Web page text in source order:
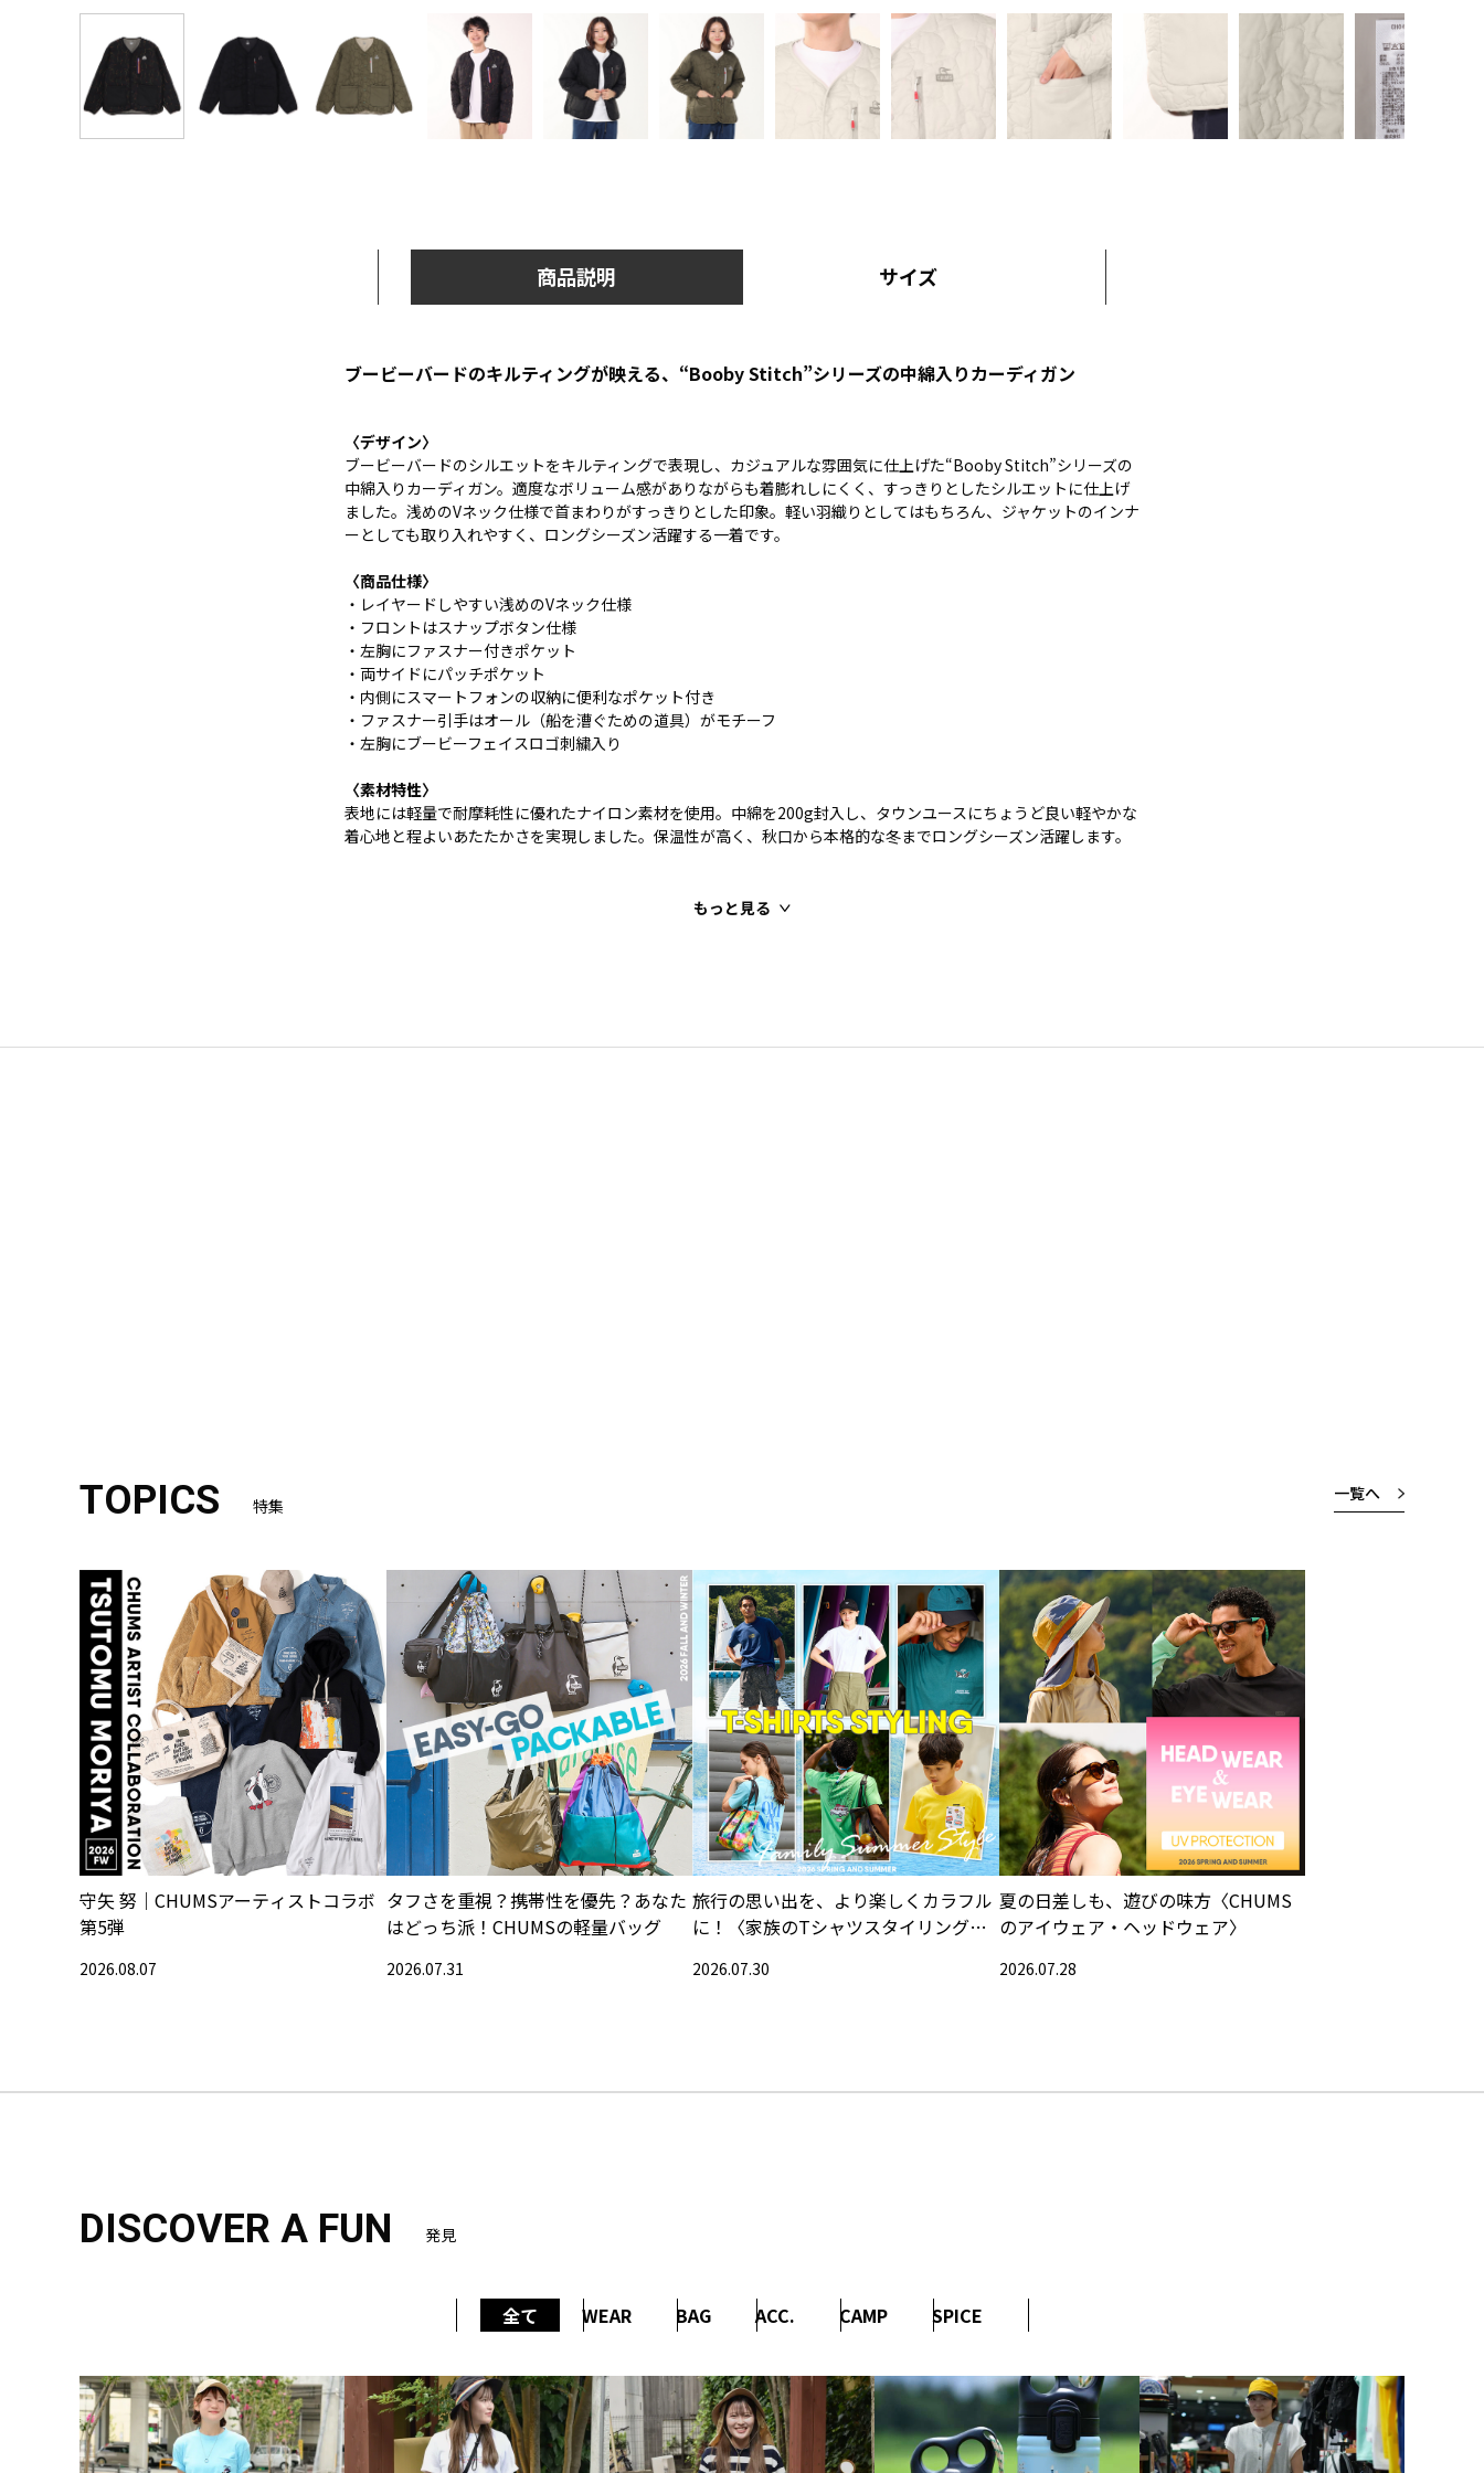
商品説明 サイズ
ブービーバードのキルティングが映える、“Booby Stitch”シリーズの中綿入りカーディガン
〈デザイン〉
ブービーバードのシルエットをキルティングで表現し、カジュアルな雰囲気に仕上げた“Booby Stitch”シリーズの
中綿入りカーディガン。適度なボリューム感がありながらも着膨れしにくく、すっきりとしたシルエットに仕上げ
ました。浅めのVネック仕様で首まわりがすっきりとした印象。軽い羽織りとしてはもちろん、ジャケットのインナ
ーとしても取り入れやすく、ロングシーズン活躍する一着です。
〈商品仕様〉
・レイヤードしやすい浅めのVネック仕様
・フロントはスナップボタン仕様
・左胸にファスナー付きポケット
・両サイドにパッチポケット
・内側にスマートフォンの収納に便利なポケット付き
・ファスナー引手はオール（船を漕ぐための道具）がモチーフ
・左胸にブービーフェイスロゴ刺繍入り
〈素材特性〉
表地には軽量で耐摩耗性に優れたナイロン素材を使用。中綿を200g封入し、タウンユースにちょうど良い軽やかな
着心地と程よいあたたかさを実現しました。保温性が高く、秋口から本格的な冬までロングシーズン活躍します。
もっと見る
TOPICS 特集
一覧へ
守矢 努｜CHUMSアーティストコラボ
第5弾
2026.08.07
タフさを重視？携帯性を優先？あなた
はどっち派！CHUMSの軽量バッグ
2026.07.31
旅行の思い出を、より楽しくカラフル
に！〈家族のTシャツスタイリング特
2026.07.30
夏の日差しも、遊びの味方〈CHUMS
のアイウェア・ヘッドウェア〉
2026.07.28
DISCOVER A FUN 発見
全て WEAR BAG ACC. CAMP SPICE